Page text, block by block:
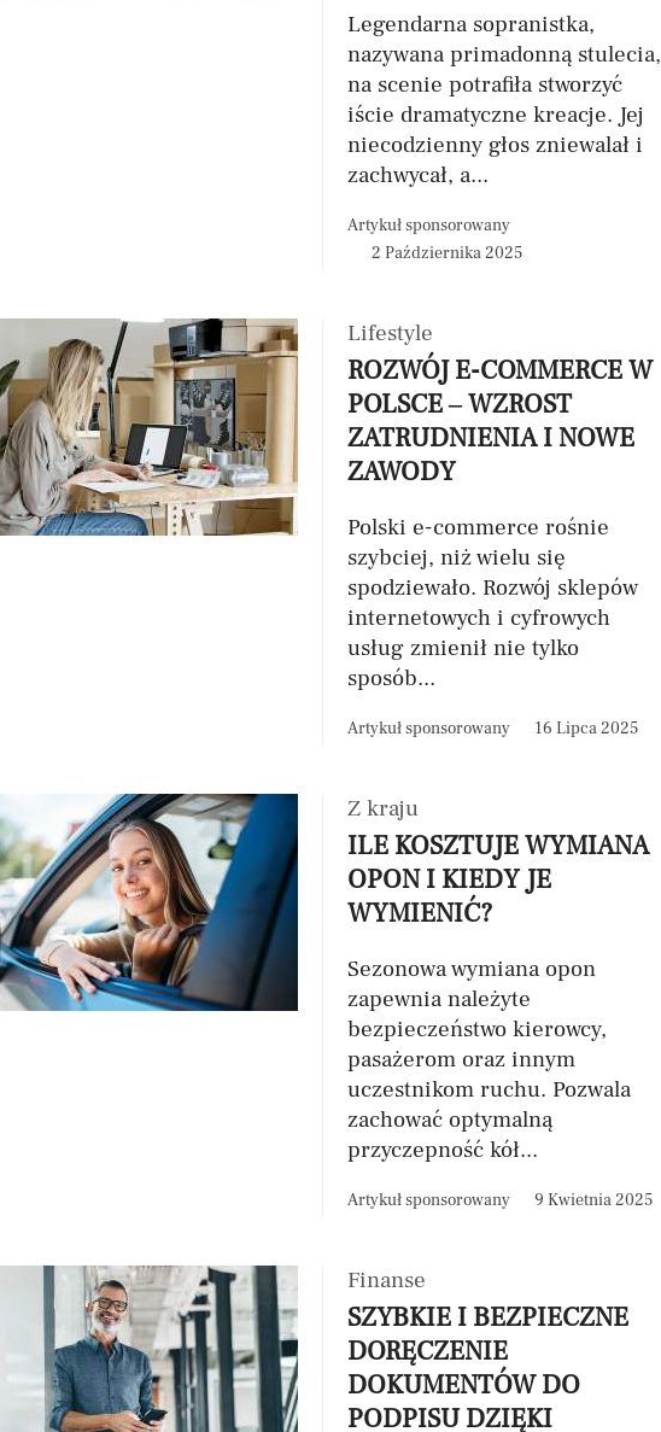
Legendarna sopranistka,
nazywana primadonną stulecia,
na scenie potrafiła stworzyć
iście dramatyczne kreacje. Jej
niecodzienny głos zniewalał i
zachwycał, a...
Artykuł sponsorowany
2 Października 2025
Lifestyle
ROZWÓJ E-COMMERCE W
POLSCE – WZROST
ZATRUDNIENIA I NOWE
ZAWODY
Polski e-commerce rośnie
szybciej, niż wielu się
spodziewało. Rozwój sklepów
internetowych i cyfrowych
usług zmienił nie tylko
sposób...
Artykuł sponsorowany 16 Lipca 2025
Z kraju
ILE KOSZTUJE WYMIANA
OPON I KIEDY JE
WYMIENIĆ?
Sezonowa wymiana opon
zapewnia należyte
bezpieczeństwo kierowcy,
pasażerom oraz innym
uczestnikom ruchu. Pozwala
zachować optymalną
przyczepność kół...
Artykuł sponsorowany 9 Kwietnia 2025
Finanse
SZYBKIE I BEZPIECZNE
DORĘCZENIE
DOKUMENTÓW DO
PODPISU DZIĘKI